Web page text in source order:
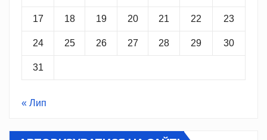
17 18 19 20 21 22 23
24 25 26 27 28 29 30
31
« Лип